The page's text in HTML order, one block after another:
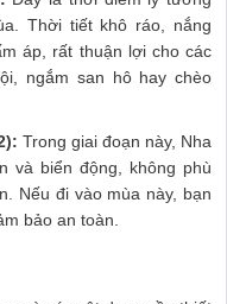
Thời tiết khô ráo, nắng
áp, rất thuận lợi cho các
ngắm san hô hay chèo
Trong giai đoạn này, Nha
và biển động, không phù
Nếu đi vào mùa này, bạn
bảo an toàn.